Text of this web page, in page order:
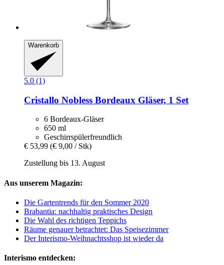
Warenkorb
5.0 (1)
Cristallo Nobless Bordeaux Gläser, 1 Set
6 Bordeaux-Gläser
650 ml
Geschirrspülerfreundlich
€ 53,99 (€ 9,00 / Stk)
Zustellung bis 13. August
Aus unserem Magazin:
Die Gartentrends für den Sommer 2020
Brabantia: nachhaltig praktisches Design
Die Wahl des richtigen Teppichs
Räume genauer betrachtet: Das Speisezimmer
Der Interismo-Weihnachtsshop ist wieder da
Interismo entdecken: